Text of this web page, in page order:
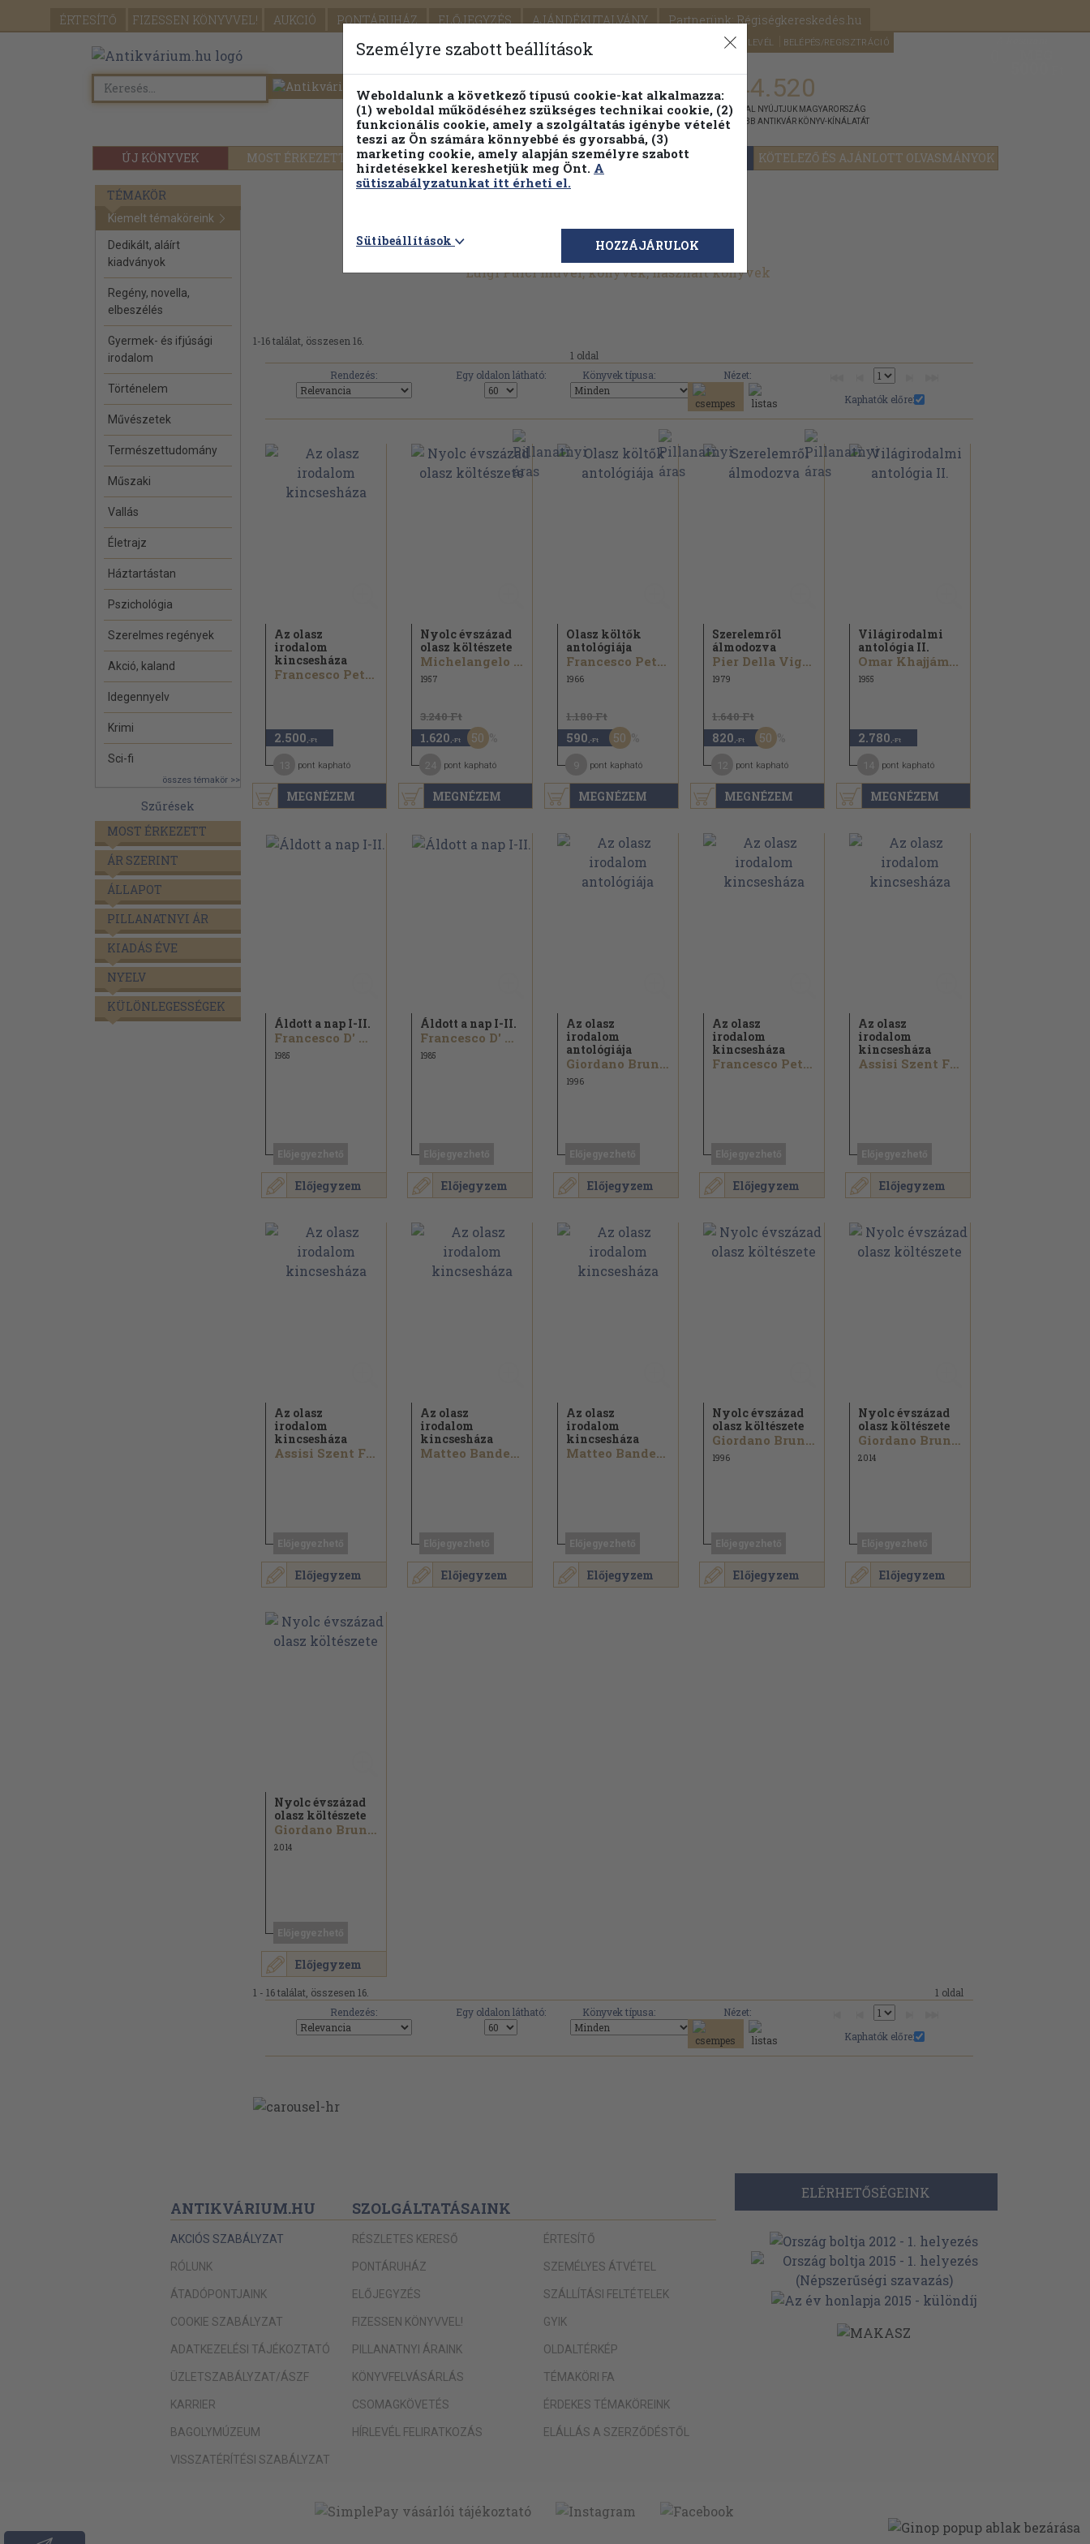
ÉRTESÍTŐ FIZESSEN KÖNYVVEL! AUKCIÓ PONTÁRUHÁZ ELŐJEGYZÉS AJÁNDÉKUTALVÁNY Partnerünk: Régiségkereskedés.hu
SEGÍTSÉG HÍRLEVÉL BELÉPÉS/REGISZTRÁCIÓ
ÚJ KÖNYVEK MOST ÉRKEZETT PILLANATNYI ÁRAINK FENNTARTHATÓ OLVASMÁNYOK KÖTELEZŐ ÉS AJÁNLOTT OLVASMÁNYOK
Részletes kereső Témaköri fa 1.144.520
KIADVÁNNYAL NYÚJTJUK MAGYARORSZÁG
LEGNAGYOBB ANTIKVÁR KÖNYV-KÍNÁLATÁT
TÉMAKÖR
Kiemelt témaköreink
Dedikált, aláírt
kiadványok
Regény, novella,
elbeszélés
Gyermek- és ifjúsági
irodalom
Történelem
Művészetek
Természettudomány
Műszaki
Vallás
Életrajz
Háztartástan
Pszichológia
Szerelmes regények
Akció, kaland
Idegennyelv
Krimi
Sci-fi
összes témakör >>
Szűrések
MOST ÉRKEZETT
ÁR SZERINT
ÁLLAPOT
PILLANATNYI ÁR
KIADÁS ÉVE
NYELV
KÜLÖNLEGESSÉGEK
Luigi Pulci művei, könyvek, használt könyvek
1-16 találat, összesen 16.
1 oldal
Rendezés:
Egy oldalon látható: Könyvek típusa:
Nézet:
Kaphatók előre:
MEGNÉZEM
Az olasz
irodalom
kincsesháza
Francesco Petrarca...
2.500 ,-Ft
pont kapható
MEGNÉZEM
Nyolc évszázad
olasz költészete
Michelangelo Buonarotti...
1957
3.240 Ft
1.620 ,-Ft 50
pont kapható
MEGNÉZEM
Olasz költők
antológiája
Francesco Petrarca...
1966
1.180 Ft
590 ,-Ft 50
pont kapható
MEGNÉZEM
Szerelemről
álmodozva
Pier Della Vigna...
1979
1.640 Ft
820 ,-Ft 50
pont kapható
MEGNÉZEM
Világirodalmi
antológia II.
Omar Khajjám...
1955
2.780 ,-Ft
pont kapható
Előjegyzem
Áldott a nap I-II.
Francesco D' Assisi...
1985
Előjegyzem
Áldott a nap I-II.
Francesco D' Assisi...
1985
Előjegyzem
Az olasz
irodalom
antológiája
Giordano Bruno...
1996
Előjegyzem
Az olasz
irodalom
kincsesháza
Francesco Petrarca...
Előjegyzem
Az olasz
irodalom
kincsesháza
Assisi Szent Ferenc...
Előjegyzem
Az olasz
irodalom
kincsesháza
Assisi Szent Ferenc...
Előjegyzem
Az olasz
irodalom
kincsesháza
Matteo Bandello...
Előjegyzem
Az olasz
irodalom
kincsesháza
Matteo Bandello...
Előjegyzem
Nyolc évszázad
olasz költészete
Giordano Bruno...
1996
Előjegyzem
Nyolc évszázad
olasz költészete
Giordano Bruno...
2014
Előjegyzem
Nyolc évszázad
olasz költészete
Giordano Bruno...
2014
1 - 16 találat, összesen 16.
1 oldal
Rendezés:
Egy oldalon látható: Könyvek típusa:
Nézet:
Kaphatók előre:
ANTIKVÁRIUM.HU
AKCIÓS SZABÁLYZAT
RÓLUNK
ÁTADÓPONTJAINK
COOKIE SZABÁLYZAT
ADATKEZELÉSI TÁJÉKOZTATÓ
ÜZLETSZABÁLYZAT/ÁSZF
KARRIER
BAGOLYMÚZEUM
VISSZATÉRÍTÉSI SZABÁLYZAT
SZOLGÁLTATÁSAINK
RÉSZLETES KERESŐ
PONTÁRUHÁZ
ELŐJEGYZÉS
FIZESSEN KÖNYVVEL!
PILLANATNYI ÁRAINK
KÖNYVFELVÁSÁRLÁS
CSOMAGKÖVETÉS
HÍRLEVÉL FELIRATKOZÁS
ÉRTESÍTŐ
SZEMÉLYES ÁTVÉTEL
SZÁLLÍTÁSI FELTÉTELEK
GYIK
OLDALTÉRKÉP
TÉMAKÖRI FA
ÉRDEKES TÉMAKÖREINK
ELÁLLÁS A SZERZŐDÉSTŐL
ELÉRHETŐSÉGEINK
Személyre szabott beállítások
Weboldalunk a következő típusú cookie-kat alkalmazza:
(1) weboldal működéséhez szükséges technikai cookie, (2)
funkcionális cookie, amely a szolgáltatás igénybe vételét
teszi az Ön számára könnyebbé és gyorsabbá, (3)
marketing cookie, amely alapján személyre szabott
hirdetésekkel kereshetjük meg Önt. A
sütiszabályzatunkat itt érheti el.
Sütibeállítások HOZZÁJÁRULOK